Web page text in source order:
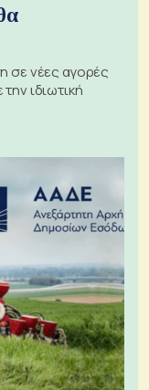
σε νέες αγορές
ιδιωτική